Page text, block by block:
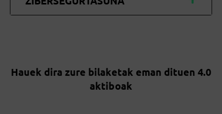
Hauek dira zure bilaketak eman dituen 4.0
aktiboak